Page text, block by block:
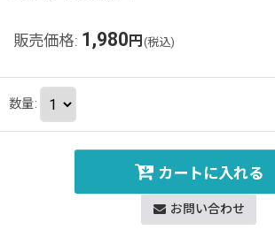
販売価格: 1,980 円 (税込)
数量:
カートに入れる
お問い合わせ